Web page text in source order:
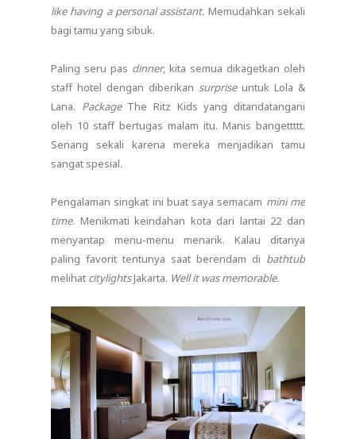
like having a personal assistant. Memudahkan sekali
bagi tamu yang sibuk.
Paling seru pas dinner, kita semua dikagetkan oleh
staff hotel dengan diberikan surpriseuntuk Lola &
Lana. PackageThe Ritz Kids yang ditandatangani
oleh 10 staff bertugas malam itu. Manis bangettttt.
Senang sekali karena mereka menjadikan tamu
sangat spesial.
Pengalaman singkat ini buat saya semacam mini me
time. Menikmati keindahan kota dari lantai 22 dan
menyantap menu-menu menarik. Kalau ditanya
paling favorit tentunya saat berendam di bathtub
melihat citylightsJakarta. Well it was memorable.